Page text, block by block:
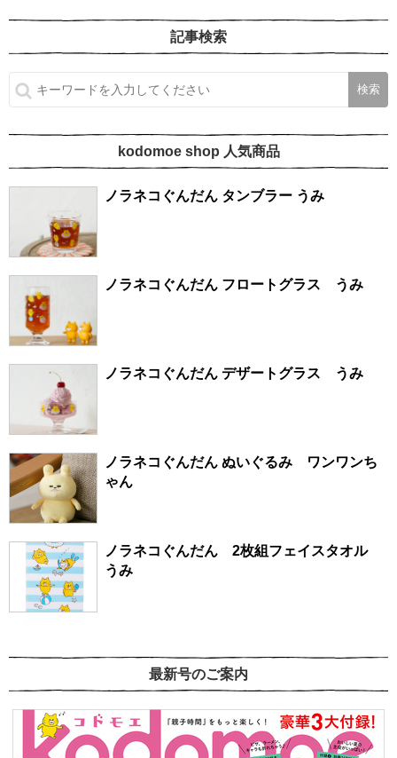
記事検索
kodomoe shop 人気商品
ノラネコぐんだん タンブラー うみ
ノラネコぐんだん フロートグラス うみ
ノラネコぐんだん デザートグラス うみ
ノラネコぐんだん ぬいぐるみ ワンワンち
ゃん
ノラネコぐんだん 2枚組フェイスタオル
うみ
最新号のご案内